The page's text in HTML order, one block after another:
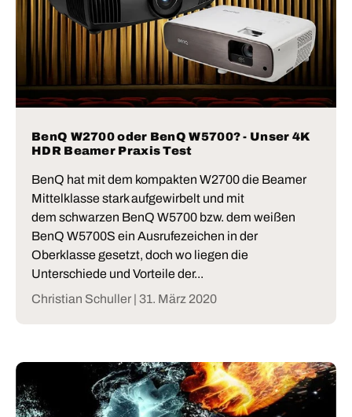
BenQ W2700 oder BenQ W5700? - Unser 4K
HDR Beamer Praxis Test
BenQ hat mit dem kompakten W2700 die Beamer
Mittelklasse stark aufgewirbelt und mit
dem schwarzen BenQ W5700 bzw. dem weißen
BenQ W5700S ein Ausrufezeichen in der
Oberklasse gesetzt, doch wo liegen die
Unterschiede und Vorteile der...
Christian Schuller | 31. März 2020